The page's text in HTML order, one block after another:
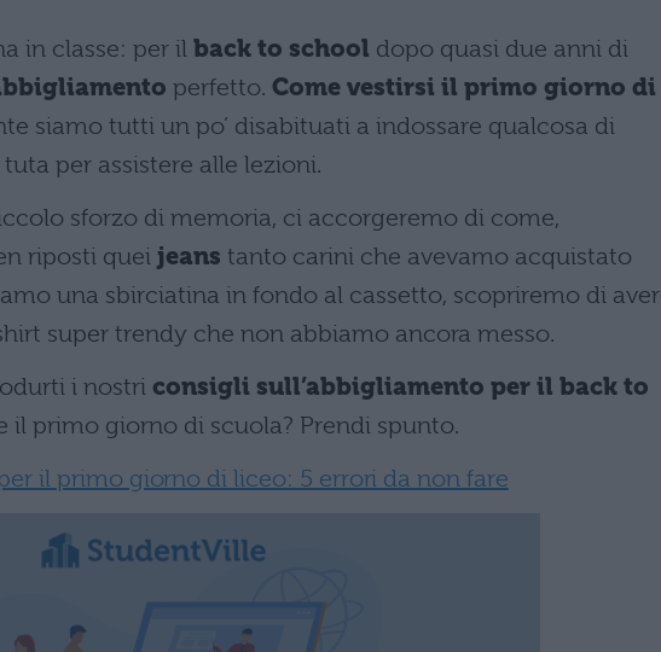
in classe: per il back to school dopo quasi due anni di
perfetto. Come vestirsi il primo giorno di
siamo tutti un po’ disabituati a indossare qualcosa di
per assistere alle lezioni.
sforzo di memoria, ci accorgeremo di come,
riposti quei jeans tanto carini che avevamo acquistato
una sbirciatina in fondo al cassetto, scopriremo di
super trendy che non abbiamo ancora messo.
i nostri consigli sull’abbigliamento per il back to
il primo giorno di scuola? Prendi spunto.
il primo giorno di liceo: 5 errori da non fare